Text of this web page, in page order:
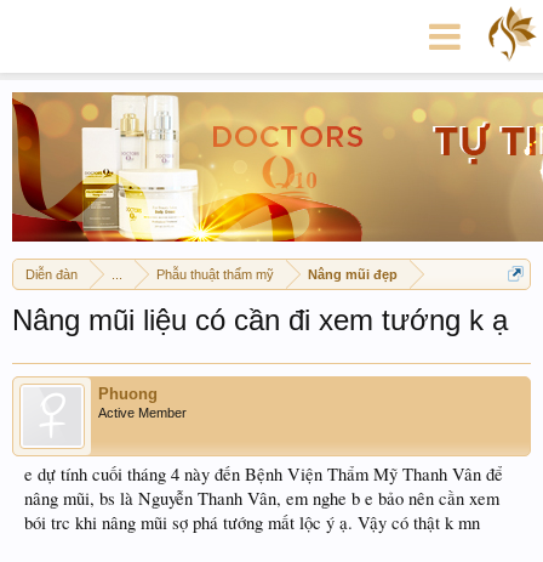
Diễn đàn Phẫu thuật thẩm mỹ Nâng mũi đẹp
Nâng mũi liệu có cần đi xem tướng k ạ
Phuong
Active Member
e dự tính cuối tháng 4 này đến Bệnh Viện Thẩm Mỹ Thanh Vân để
nâng mũi, bs là Nguyễn Thanh Vân, em nghe b e bảo nên cần xem
bói trc khi nâng mũi sợ phá tướng mất lộc ý ạ. Vậy có thật k mn